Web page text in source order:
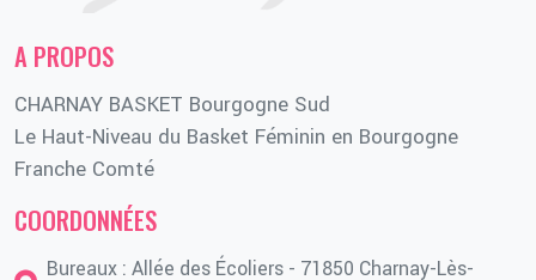
A PROPOS
CHARNAY BASKET Bourgogne Sud
Le Haut-Niveau du Basket Féminin en Bourgogne
Franche Comté
COORDONNÉES
Bureaux : Allée des Écoliers - 71850 Charnay-Lès-